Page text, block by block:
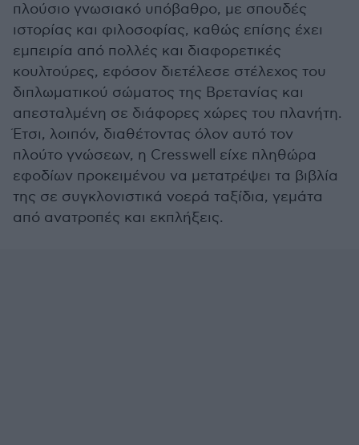
πλούσιο γνωσιακό υπόβαθρο, με σπουδές
ιστορίας και φιλοσοφίας, καθώς επίσης έχει
εμπειρία από πολλές και διαφορετικές
κουλτούρες, εφόσον διετέλεσε στέλεχος του
διπλωματικού σώματος της Βρετανίας και
απεσταλμένη σε διάφορες χώρες του πλανήτη.
Έτσι, λοιπόν, διαθέτοντας όλον αυτό τον
πλούτο γνώσεων, η Cresswell είχε πληθώρα
εφοδίων προκειμένου να μετατρέψει τα βιβλία
της σε συγκλονιστικά νοερά ταξίδια, γεμάτα
από ανατροπές και εκπλήξεις.